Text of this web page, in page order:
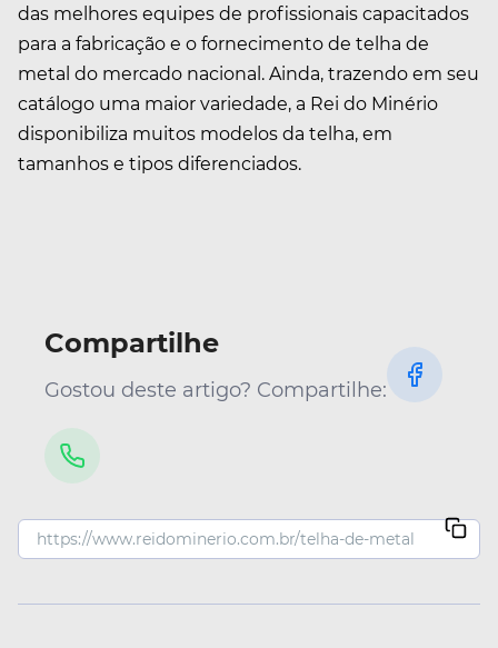
das melhores equipes de profissionais capacitados
para a fabricação e o fornecimento de telha de
metal do mercado nacional. Ainda, trazendo em seu
catálogo uma maior variedade, a Rei do Minério
disponibiliza muitos modelos da telha, em
tamanhos e tipos diferenciados.
Compartilhe
Gostou deste artigo? Compartilhe: